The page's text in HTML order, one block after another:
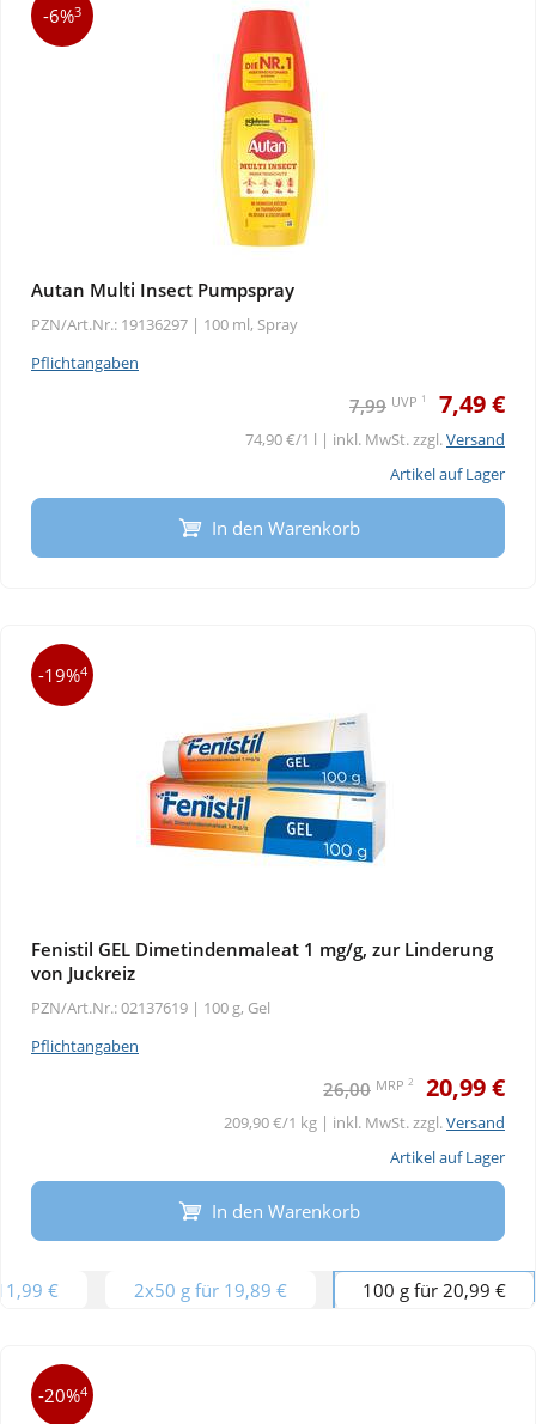
-6%3
Autan Multi Insect Pumpspray
PZN/Art.Nr.: 19136297 | 100 ml, Spray
Pflichtangaben
7,99 UVP 1 7,49 €
74,90 €/1 l | inkl. MwSt. zzgl.Versand
Artikel auf Lager
In den Warenkorb
-19%4
Fenistil GEL Dimetindenmaleat 1 mg/g, zur Linderung
von Juckreiz
PZN/Art.Nr.: 02137619 | 100 g, Gel
Pflichtangaben
26,00 MRP 2 20,99 €
209,90 €/1 kg | inkl. MwSt. zzgl.Versand
Artikel auf Lager
In den Warenkorb
€ 2x50 g für 19,89 € 100 g für 20,99 €
-20%4